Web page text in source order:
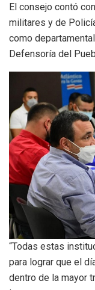
El consejo contó
militares y de
como
Defensoría del
“Todas estas
para lograr que el
dentro de la mayor